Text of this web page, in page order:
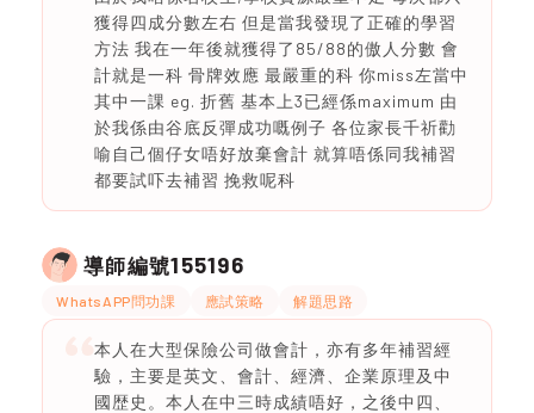
獲得四成分數左右 但是當我發現了正確的學習
方法 我在一年後就獲得了85/88的傲人分數 會
計就是一科 骨牌效應 最嚴重的科 你miss左當中
其中一課 eg. 折舊 基本上3已經係maximum 由
於我係由谷底反彈成功嘅例子 各位家長千祈勸
喻自己個仔女唔好放棄會計 就算唔係同我補習
都要試吓去補習 挽救呢科
導師編號155196
WhatsAPP問功課 應試策略 解題思路
本人在大型保險公司做會計，亦有多年補習經
驗，主要是英文、會計、經濟、企業原理及中
國歴史。本人在中三時成績唔好，之後中四、